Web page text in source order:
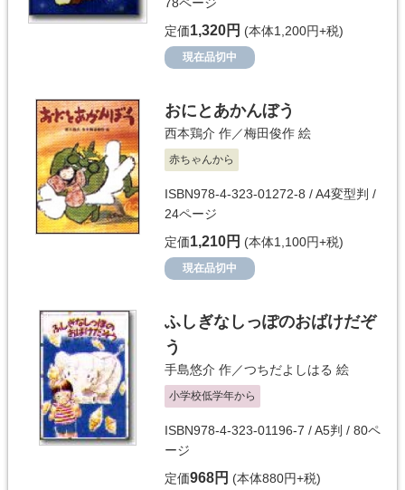
定価1,320円 (本体1,200円+税)
現在品切中
おにとあかんぼう
西本鶏介 作／梅田俊作 絵
赤ちゃんから
ISBN978-4-323-01272-8 / A4変型判 /
24ページ
定価1,210円 (本体1,100円+税)
現在品切中
ふしぎなしっぽのおばけだぞ
う
手島悠介 作／つちだよしはる 絵
小学校低学年から
ISBN978-4-323-01196-7 / A5判 / 80ペ
ージ
定価968円 (本体880円+税)